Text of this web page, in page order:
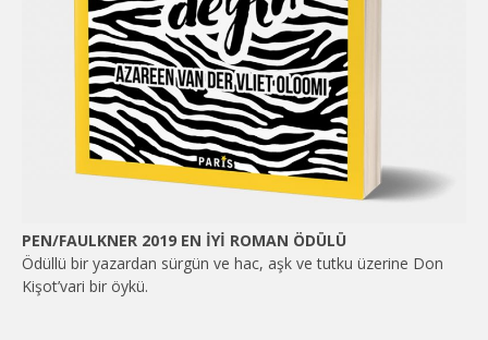
PEN/FAULKNER 2019 EN İYİ ROMAN ÖDÜLÜ
Ödüllü bir yazardan sürgün ve hac, aşk ve tutku üzerine Don
Kişot’vari bir öykü.